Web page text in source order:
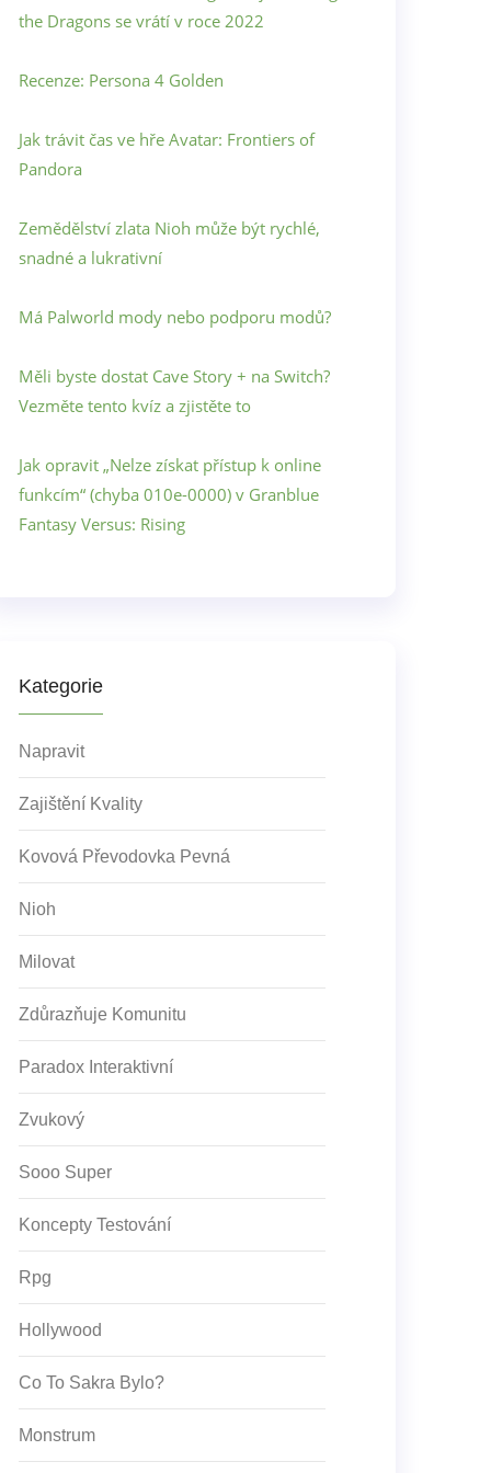
the Dragons se vrátí v roce 2022
Recenze: Persona 4 Golden
Jak trávit čas ve hře Avatar: Frontiers of
Pandora
Zemědělství zlata Nioh může být rychlé,
snadné a lukrativní
Má Palworld mody nebo podporu modů?
Měli byste dostat Cave Story + na Switch?
Vezměte tento kvíz a zjistěte to
Jak opravit „Nelze získat přístup k online
funkcím“ (chyba 010e-0000) v Granblue
Fantasy Versus: Rising
Kategorie
Napravit
Zajištění Kvality
Kovová Převodovka Pevná
Nioh
Milovat
Zdůrazňuje Komunitu
Paradox Interaktivní
Zvukový
Sooo Super
Koncepty Testování
Rpg
Hollywood
Co To Sakra Bylo?
Monstrum